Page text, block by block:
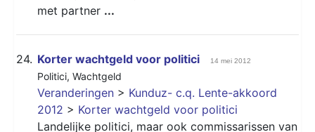
met partner ...
24. Korter wachtgeld voor politici 14 mei 2012
Politici, Wachtgeld
Veranderingen > Kunduz- c.q. Lente-akkoord
2012 > Korter wachtgeld voor politici
Landelijke politici, maar ook commissarissen van